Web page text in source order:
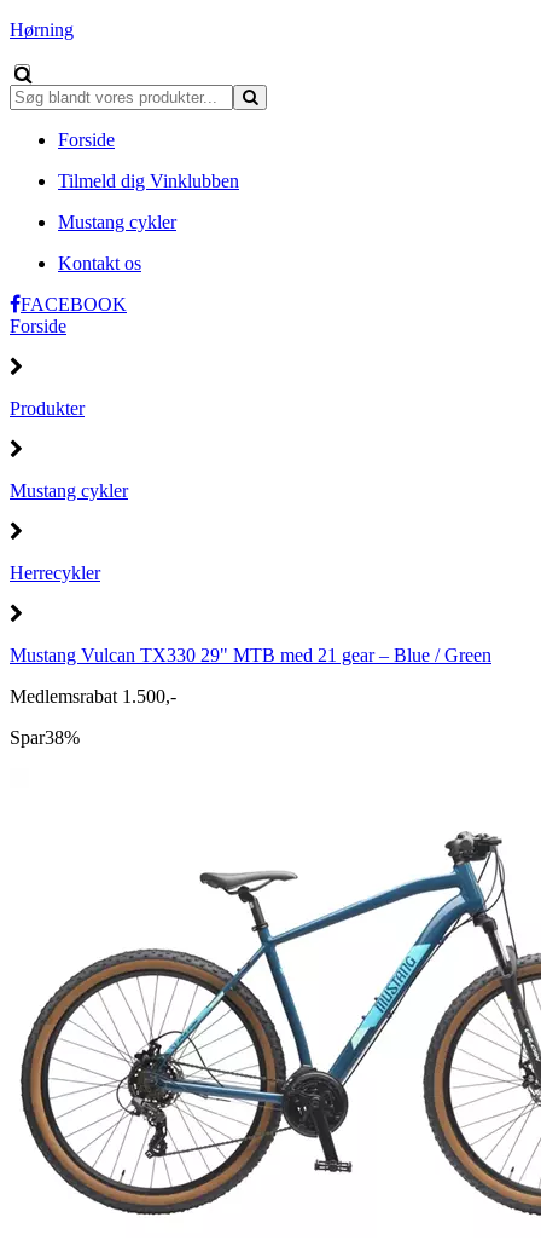
Hørning
Forside
Tilmeld dig Vinklubben
Mustang cykler
Kontakt os
FACEBOOK
Forside
Produkter
Mustang cykler
Herrecykler
Mustang Vulcan TX330 29" MTB med 21 gear – Blue / Green
Medlemsrabat 1.500,-
Spar38%